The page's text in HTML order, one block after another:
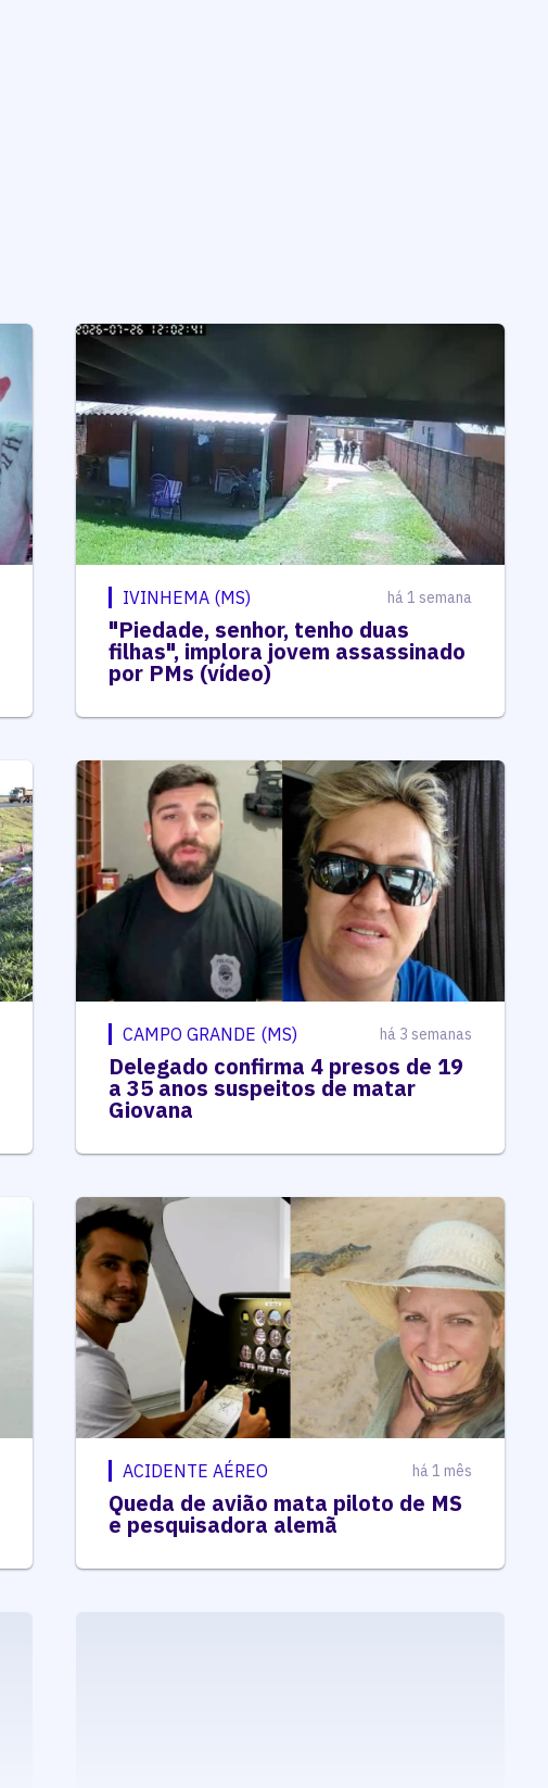
IVINHEMA (MS) há 1 semana
"Piedade, senhor, tenho duas
filhas", implora jovem assassinado
por PMs (vídeo)
CAMPO GRANDE (MS) há 3 semanas
Delegado confirma 4 presos de 19
a 35 anos suspeitos de matar
Giovana
ACIDENTE AÉREO há 1 mês
Queda de avião mata piloto de MS
e pesquisadora alemã